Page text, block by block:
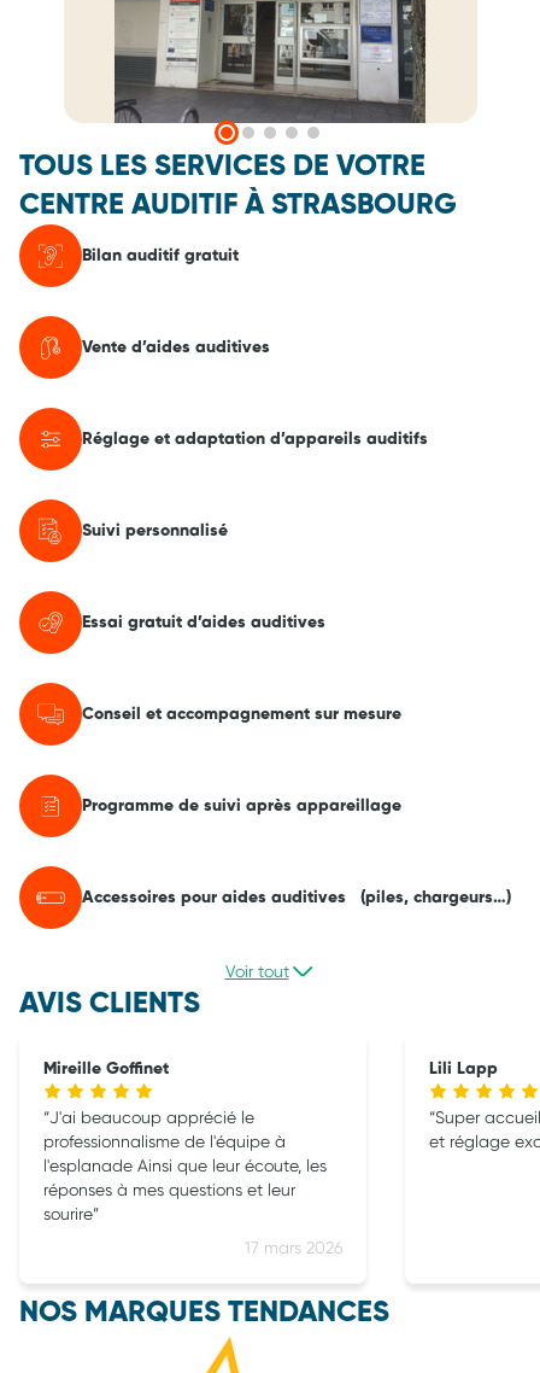
TOUS LES SERVICES DE VOTRE
CENTRE AUDITIF À STRASBOURG
Bilan auditif gratuit
Vente d’aides auditives
Réglage et adaptation d’appareils auditifs
Suivi personnalisé
Essai gratuit d’aides auditives
Conseil et accompagnement sur mesure
Programme de suivi après appareillage
Accessoires pour aides auditives (piles, chargeurs…)
Voir tout
AVIS CLIENTS
Mireille Goffinet
17 mars 2026
J'ai beaucoup apprécié le
professionnalisme de l'équipe à
l'esplanade Ainsi que leur écoute, les
réponses à mes questions et leur
sourire
Lili Lapp
Super
et réglage
NOS MARQUES TENDANCES